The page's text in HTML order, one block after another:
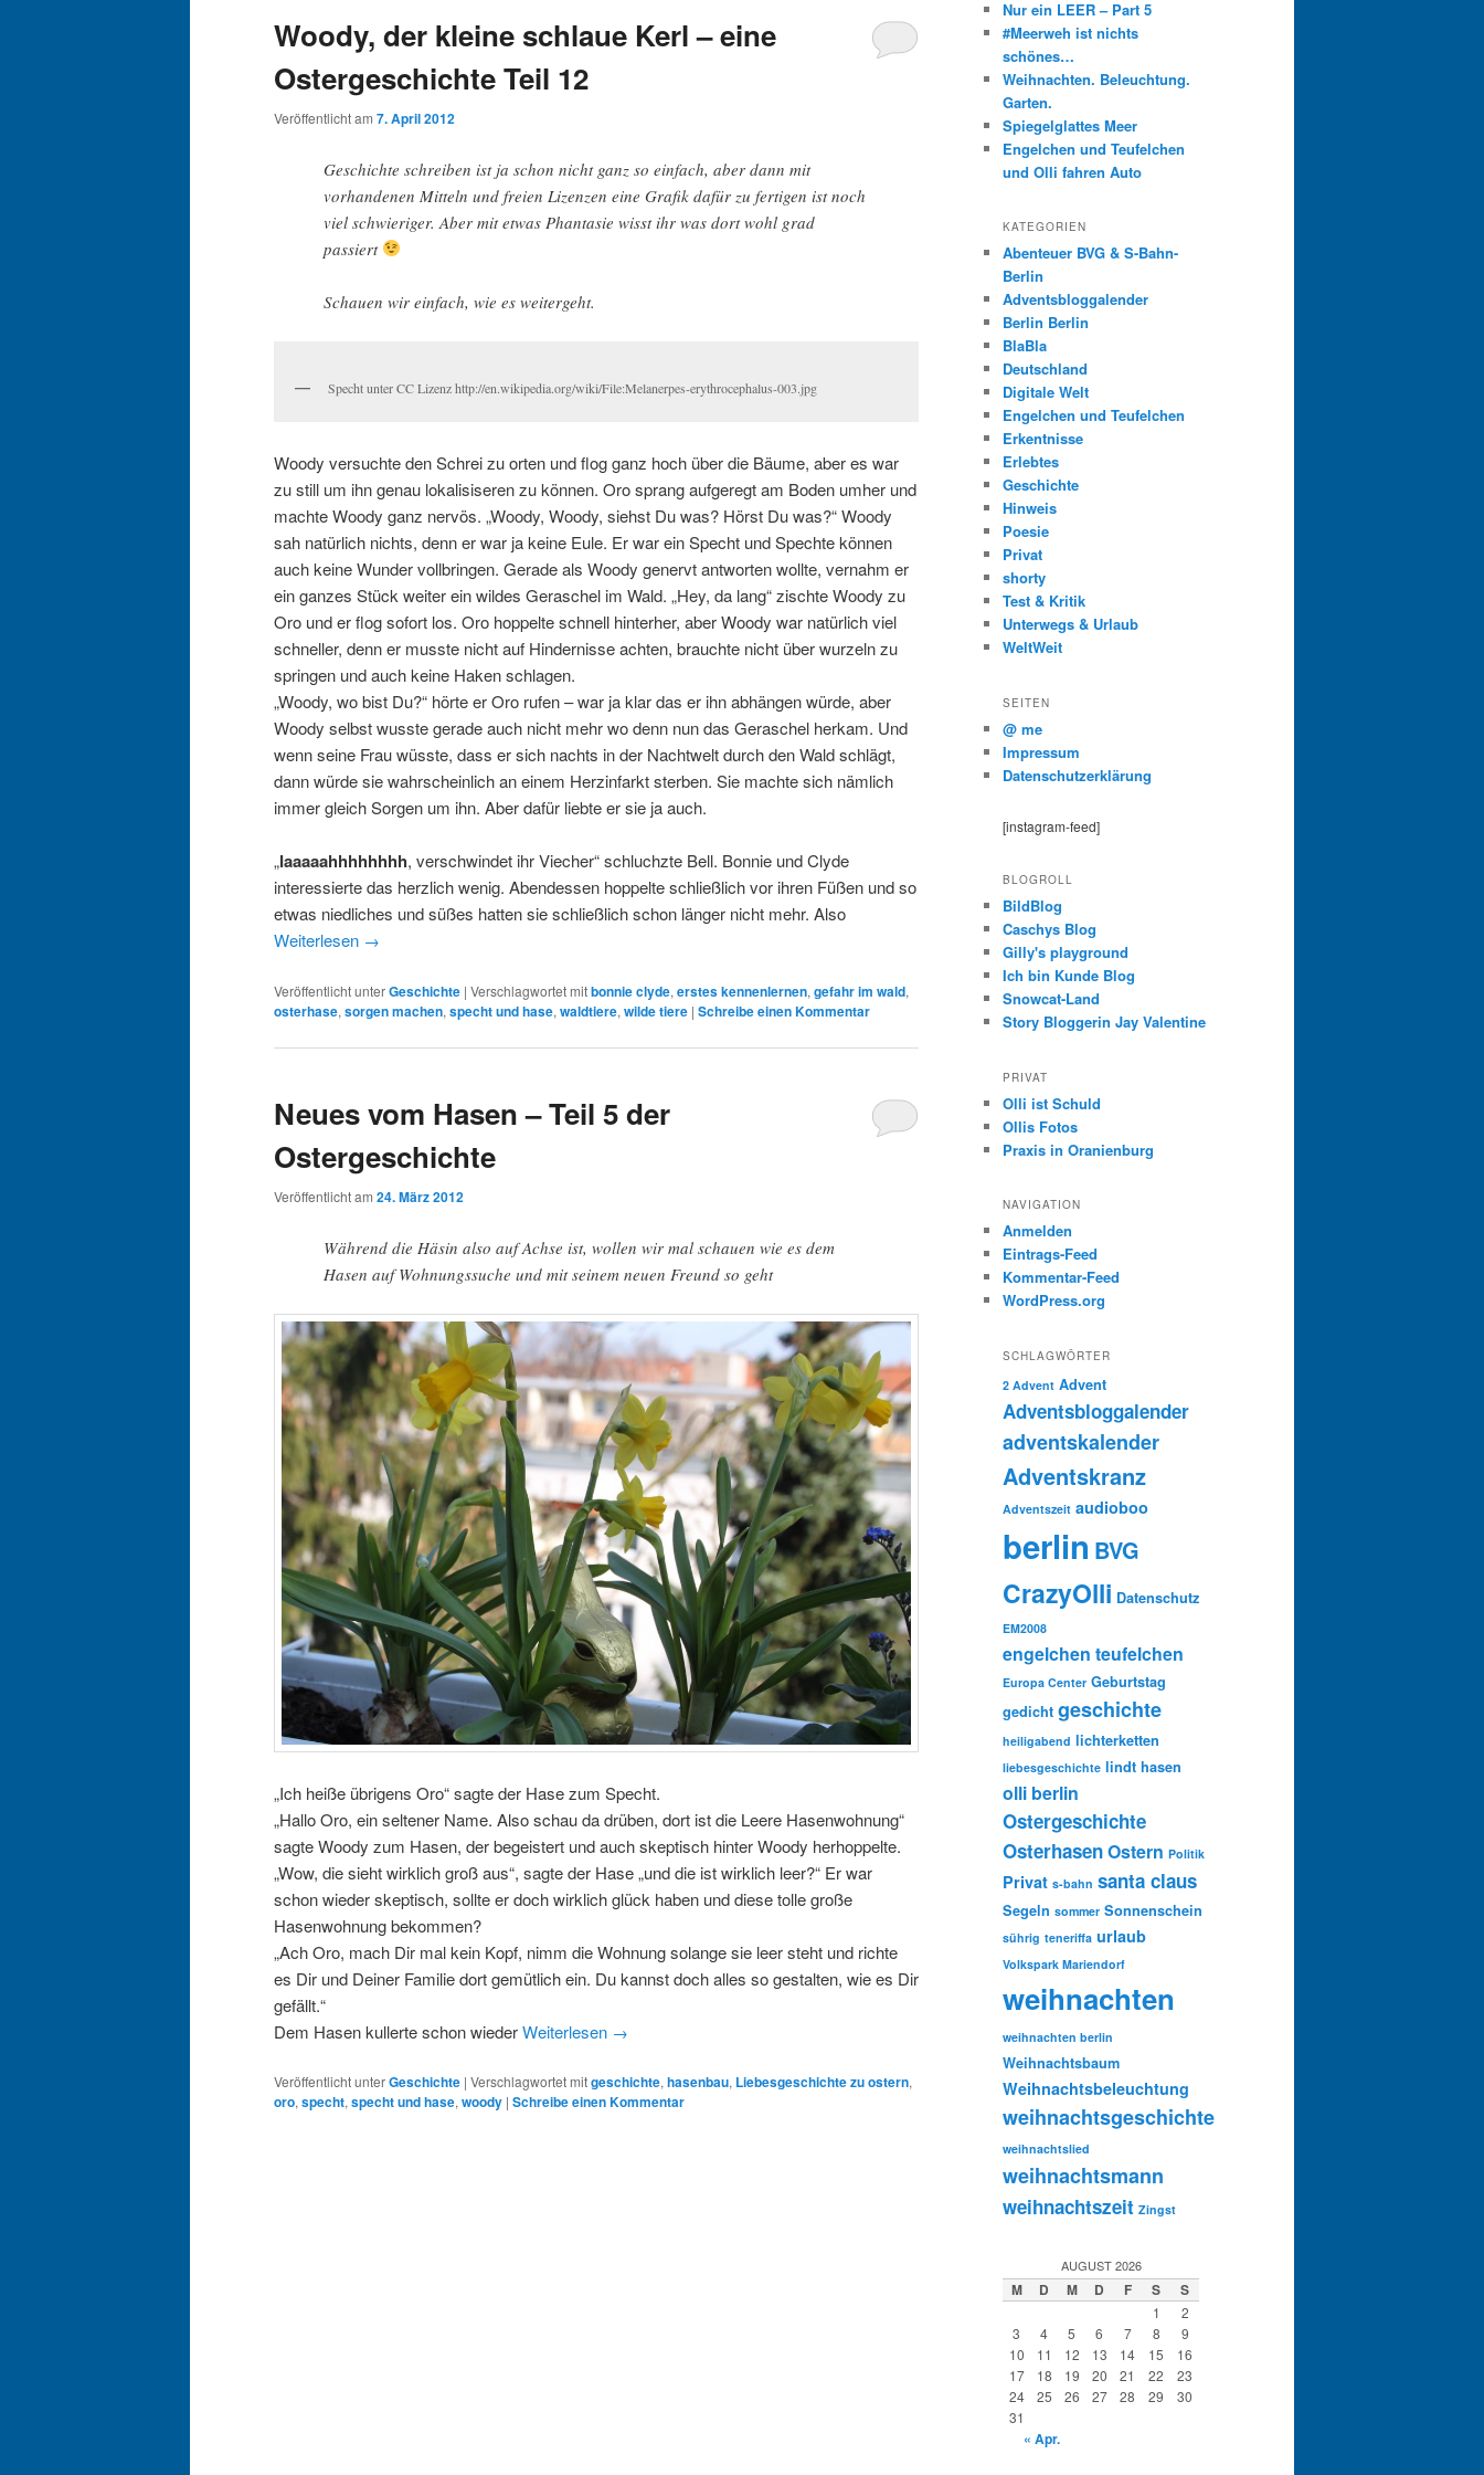
Woody, der kleine schlaue Kerl – eine
Ostergeschichte Teil 12
Veröffentlicht am 7. April 2012
Geschichte schreiben ist ja schon nicht ganz so einfach, aber dann mit
vorhandenen Mitteln und freien Lizenzen eine Grafik dafür zu fertigen ist noch
viel schwieriger. Aber mit etwas Phantasie wisst ihr was dort wohl grad
passiert
Schauen wir einfach, wie es weitergeht.
Specht unter CC Lizenz http://en.wikipedia.org/wiki/File:Melanerpes-erythrocephalus-003.jpg
Woody versuchte den Schrei zu orten und flog ganz hoch über die Bäume, aber es war
zu still um ihn genau lokalisiseren zu können. Oro sprang aufgeregt am Boden umher und
machte Woody ganz nervös. „Woody, Woody, siehst Du was? Hörst Du was?“ Woody
sah natürlich nichts, denn er war ja keine Eule. Er war ein Specht und Spechte können
auch keine Wunder vollbringen. Gerade als Woody genervt antworten wollte, vernahm er
ein ganzes Stück weiter ein wildes Geraschel im Wald. „Hey, da lang“ zischte Woody zu
Oro und er flog sofort los. Oro hoppelte schnell hinterher, aber Woody war natürlich viel
schneller, denn er musste nicht auf Hindernisse achten, brauchte nicht über wurzeln zu
springen und auch keine Haken schlagen.
„Woody, wo bist Du?“ hörte er Oro rufen – war ja klar das er ihn abhängen würde, aber
Woody selbst wusste gerade auch nicht mehr wo denn nun das Geraschel herkam. Und
wenn seine Frau wüsste, dass er sich nachts in der Nachtwelt durch den Wald schlägt,
dann würde sie wahrscheinlich an einem Herzinfarkt sterben. Sie machte sich nämlich
immer gleich Sorgen um ihn. Aber dafür liebte er sie ja auch.
„Iaaaaahhhhhhhh, verschwindet ihr Viecher“ schluchzte Bell. Bonnie und Clyde
interessierte das herzlich wenig. Abendessen hoppelte schließlich vor ihren Füßen und so
etwas niedliches und süßes hatten sie schließlich schon länger nicht mehr. Also
Weiterlesen →
Veröffentlicht unterGeschichte | Verschlagwortet mitbonnie clyde, erstes kennenlernen, gefahr im wald,
osterhase, sorgen machen, specht und hase, waldtiere, wilde tiere | Schreibe einen Kommentar
Neues vom Hasen – Teil 5 der
Ostergeschichte
Veröffentlicht am 24. März 2012
Während die Häsin also auf Achse ist, wollen wir mal schauen wie es dem
Hasen auf Wohnungssuche und mit seinem neuen Freund so geht
„Ich heiße übrigens Oro“ sagte der Hase zum Specht.
„Hallo Oro, ein seltener Name. Also schau da drüben, dort ist die Leere Hasenwohnung“
sagte Woody zum Hasen, der begeistert und auch skeptisch hinter Woody herhoppelte.
„Wow, die sieht wirklich groß aus“, sagte der Hase „und die ist wirklich leer?“ Er war
schon wieder skeptisch, sollte er doch wirklich glück haben und diese tolle große
Hasenwohnung bekommen?
„Ach Oro, mach Dir mal kein Kopf, nimm die Wohnung solange sie leer steht und richte
es Dir und Deiner Familie dort gemütlich ein. Du kannst doch alles so gestalten, wie es Dir
gefällt.“
Dem Hasen kullerte schon wiederWeiterlesen →
Veröffentlicht unterGeschichte | Verschlagwortet mitgeschichte, hasenbau, Liebesgeschichte zu ostern,
oro, specht, specht und hase, woody | Schreibe einen Kommentar
Nur ein LEER – Part 5
#Meerweh ist nichts
schönes…
Weihnachten. Beleuchtung.
Garten.
Spiegelglattes Meer
Engelchen und Teufelchen
und Olli fahren Auto
KATEGORIEN
Abenteuer BVG & S-Bahn-
Berlin
Adventsbloggalender
Berlin Berlin
BlaBla
Deutschland
Digitale Welt
Engelchen und Teufelchen
Erkentnisse
Erlebtes
Geschichte
Hinweis
Poesie
Privat
shorty
Test & Kritik
Unterwegs & Urlaub
WeltWeit
SEITEN
@ me
Impressum
Datenschutzerklärung
[instagram-feed]
BLOGROLL
BildBlog
Caschys Blog
Gilly's playground
Ich bin Kunde Blog
Snowcat-Land
Story Bloggerin Jay Valentine
PRIVAT
Olli ist Schuld
Ollis Fotos
Praxis in Oranienburg
NAVIGATION
Anmelden
Eintrags-Feed
Kommentar-Feed
WordPress.org
SCHLAGWÖRTER
2 Advent Advent
Adventsbloggalender
adventskalender
Adventskranz
Adventszeit audioboo
berlin BVG
CrazyOlli Datenschutz
EM2008
engelchen teufelchen
Europa Center Geburtstag
gedicht geschichte
heiligabend lichterketten
liebesgeschichte lindt hasen
olli berlin
Ostergeschichte
OsterhasenOstern Politik
Privat s-bahn santa claus
Segeln sommer Sonnenschein
sührig teneriffa urlaub
Volkspark Mariendorf
weihnachten
weihnachten berlin
Weihnachtsbaum
Weihnachtsbeleuchtung
weihnachtsgeschichte
weihnachtslied
weihnachtsmann
weihnachtszeit Zingst
AUGUST 2026
M D M D F S S
1
2
3
4 5 6 7 8
9
10
11 12 13 14 15
16
17
18 19 20 21 22
23
24
25 26 27 28 29
30
31
« Apr.